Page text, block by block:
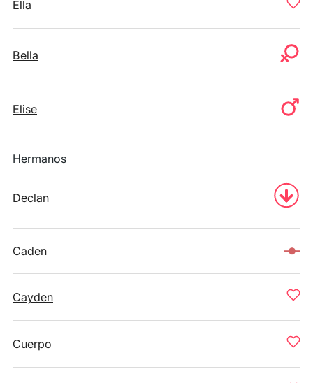
Ella
Bella
Elise
Hermanos
Declan
Caden
Cayden
Cuerpo